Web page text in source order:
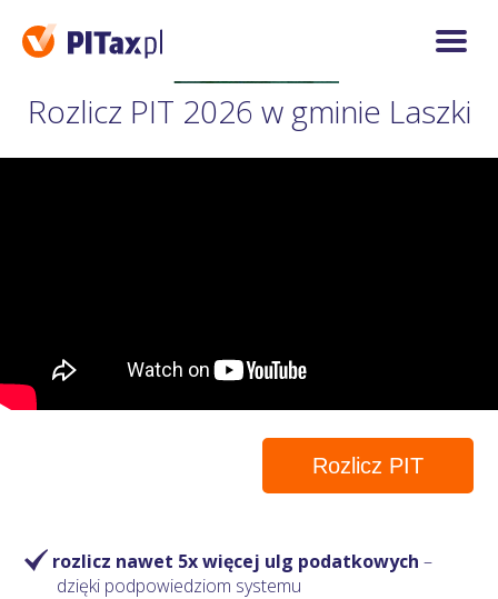
Rozlicz PIT 2026 w gminie Laszki
Rozlicz PIT
rozlicz nawet 5x więcej ulg podatkowych–
dzięki podpowiedziom systemu